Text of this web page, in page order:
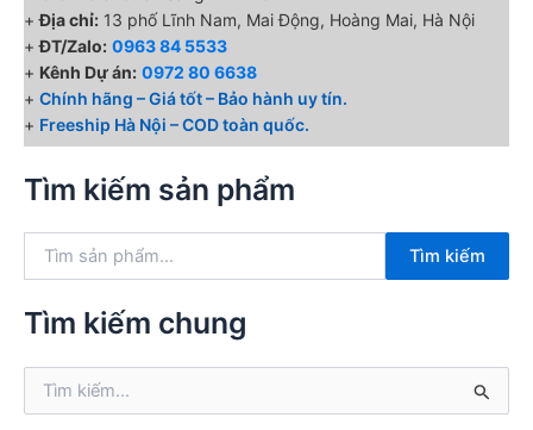
+Địa chỉ: 13 phố Lĩnh Nam, Mai Động, Hoàng Mai, Hà Nội
+ĐT/Zalo: 0963 84 5533
+ Kênh Dự án: 0972 80 6638
+ Chính hãng – Giá tốt – Bảo hành uy tín.
+ Freeship Hà Nội – COD toàn quốc.
Tìm kiếm sản phẩm
k
:
Tìm kiếm
Tìm kiếm chung